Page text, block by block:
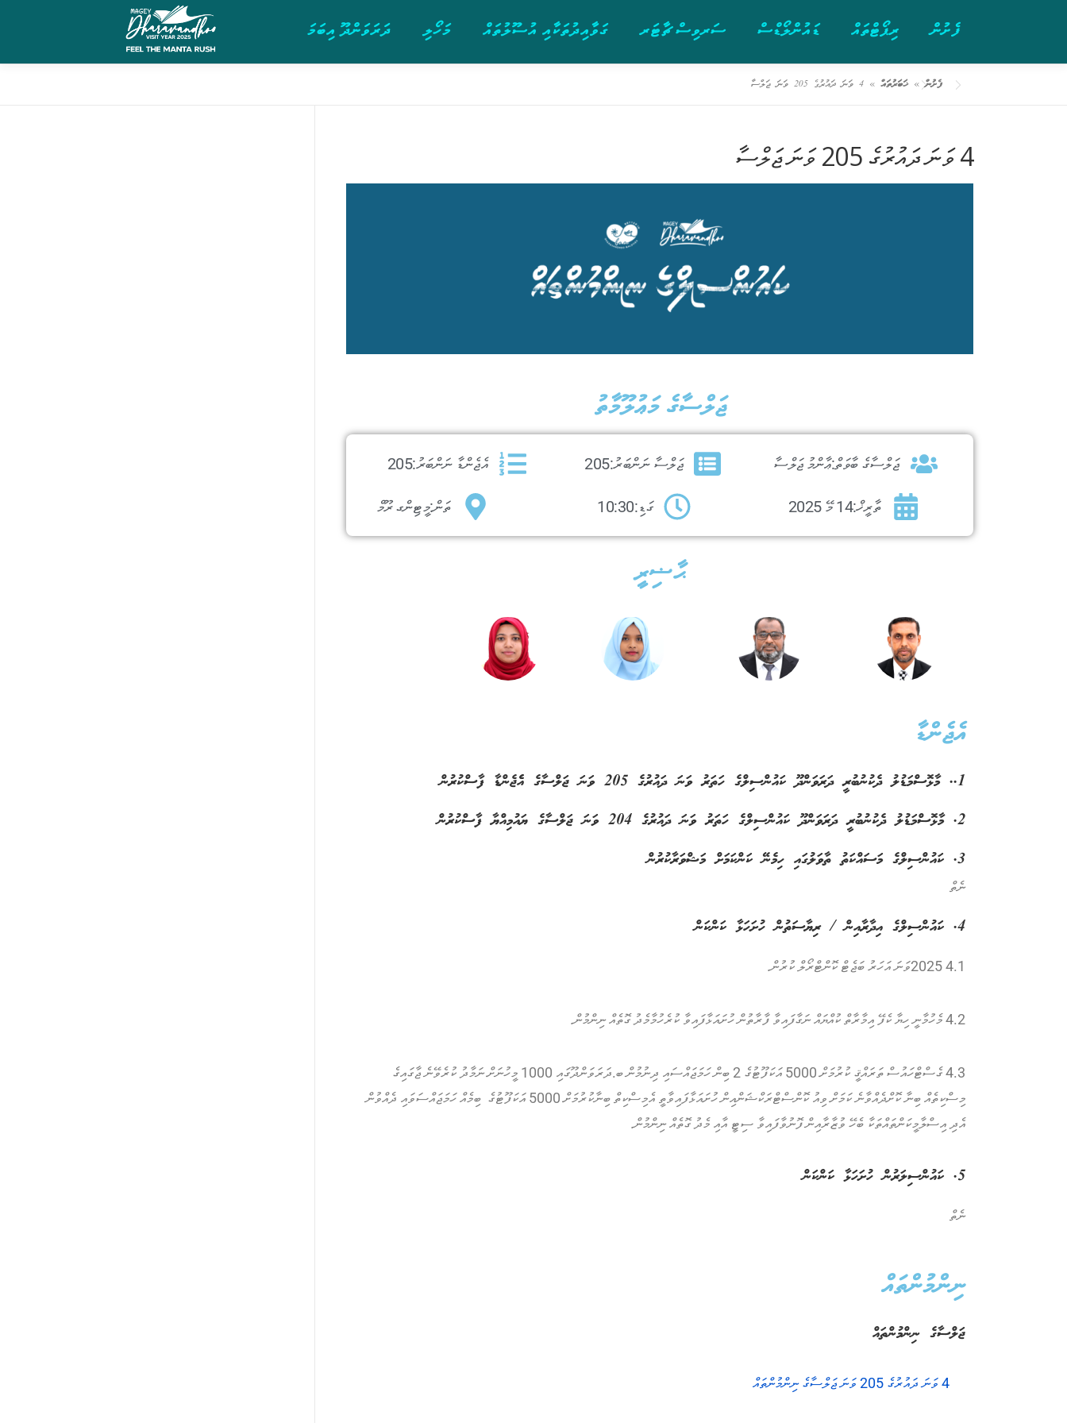
ދަރަވަންދޫ އިބަމަ މަހޯލި ގަވާއިދުތަކާއި އުސޫލުތައް ސަރވިސް ޗާޓަރ ޑައުންލޯޑްސް ރިޕޯޓްތައް ފެށުން
ފެށުން»ޚަބަރުތައް » 4 ވަނަ ދައުރުގެ 205 ވަނަ ޖަލްސާ
4 ވަނަ ދައުރުގެ 205 ވަނަ ޖަލްސާ
ޖަލްސާގެ މަޢުލޫމާތު
ޖަލްސާގެ ބާވަތް:ޢާންމު ޖަލްސާ ޖަލްސާ ނަންބަރު:205 އެޖެންޑާ ނަންބަރު:205
ތާރީޚް:14 މޭ 2025 ގަޑި:10:30 ތަން:މީޓިންގ ރޫމް
ޙާޟިރީ
އެޖެންޑާ
1.. މާޅޮސްމަޑުލު ދެކުނުބުރީ ދަރަވަންދޫ ކައުންސިލްގެ ހަތަރު ވަނަ ދައުރުގެ 205 ވަނަ ޖަލްސާގެ އެެޖެންޑާ ފާސްކުރުން
2. މާޅޮސްމަޑުލު ދެކުނުބުރީ ދަރަވަންދޫ ކައުންސިލްގެ ހަތަރު ވަނަ ދައުރުގެ 204 ވަނަ ޖަލްސާގެ ޔައުމިއްޔާ ފާސްކުރުން
3. ކައުންސިލްގެ މަސައްކަތު ތާވަލުގައި ހިމެނޭ ކަންކަމަށް މަޝްވަރާކުރުން
ނެތް
4. ކައުންސިލްގެ އިދާރާއިން / ރިޔާސަތުން ހުށަހަޅާ ކަންކަން
4.1 2025ވަނަ އަހަރު ބަޖެޓް ކޮންޓްރޯލް ކުރުން.
4.2 މެހުމާނީ ހިޔާ ކެފޭ އިމާރާތް ކުއްޔައް ނަގާފައިވާ ފާރާތުން ހުށައަޅާފައިވާ ކުރެހުމާމެދު ގޮތެއް ނިންމުން.
4.3 ގެސްޓްހައުސް ތަރައްޤީ ކުރުމަށް 5000 އަކަފޫޓުގެ 2 ބިން ހަމަޖައްސައި ދިނުމުން ބ.ދަރަވަންދޫގައި 1000 މީހުނަށް ނަމާދު ކުރެވޭނެ ޖާގައިގެ
މިސްކިތެއް ބިނާ ކޮށްދެއްވާނެ ކަމަށް ވިއު ކޮންސްޓްރަކްޝަންއިން ހުށައަޅާފައިވާތީ އެމިސްކިތް ބިނާކުރުމަށް 5000 އަކަފޫޓުގެ ބިމެއް ހަމަޖައްސަވައި ދެއްވުން
އެދި އިސްލާމީކަންތައްތަކާ ބެހޭ ވުޒާރާއިން ފޮނުވާފައިވާ ސިޓީ އާއި މެދު ގޮތެއް ނިންމުން.
5. ކައުންސިލަރުން ހުށަހަޅާ ކަންކަން
ނެތް
ނިންމުންތައް
ޖަލްސާގެ ނިންމުންތައް
4 ވަނަ ދައުރުގެ 205 ވަނަ ޖަލްސާގެ ނިންމުންތައް